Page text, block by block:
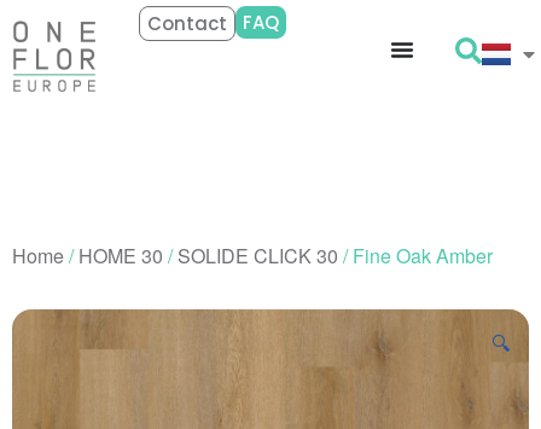
Contact FAQ
Home/HOME 30 /SOLIDE CLICK 30 / Fine Oak Amber
🔍